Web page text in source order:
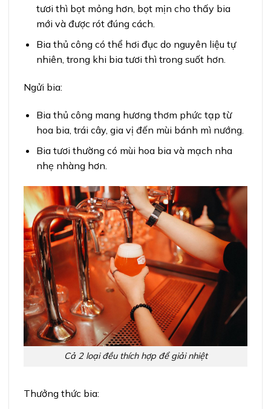
tươi thì bọt mỏng hơn, bọt mịn cho thấy bia
mới và được rót đúng cách.
Bia thủ công có thể hơi đục do nguyên liệu tự
nhiên, trong khi bia tươi thì trong suốt hơn.
Ngửi bia:
Bia thủ công mang hương thơm phức tạp từ
hoa bia, trái cây, gia vị đến mùi bánh mì nướng.
Bia tươi thường có mùi hoa bia và mạch nha
nhẹ nhàng hơn.
Cả 2 loại đều thích hợp để giải nhiệt
Thưởng thức bia: